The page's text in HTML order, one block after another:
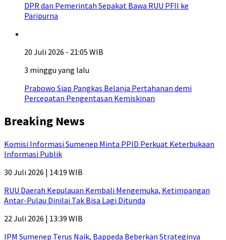
DPR dan Pemerintah Sepakat Bawa RUU PFII ke
Paripurna
20 Juli 2026 - 21:05 WIB
3 minggu yang lalu
Prabowo Siap Pangkas Belanja Pertahanan demi
Percepatan Pengentasan Kemiskinan
Breaking News
Komisi Informasi Sumenep Minta PPID Perkuat Keterbukaan
Informasi Publik
30 Juli 2026 | 14:19 WIB
RUU Daerah Kepulauan Kembali Mengemuka, Ketimpangan
Antar-Pulau Dinilai Tak Bisa Lagi Ditunda
22 Juli 2026 | 13:39 WIB
IPM Sumenep Terus Naik, Bappeda Beberkan Strateginya